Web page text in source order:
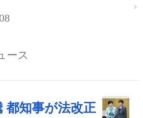
ース
都知事が法改正